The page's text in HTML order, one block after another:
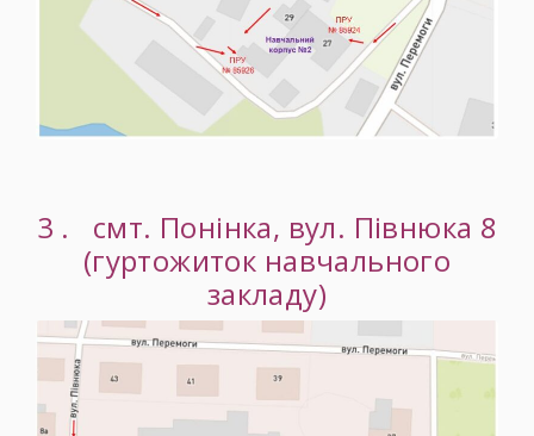
3 . смт. Понінка, вул. Півнюка 8
(гуртожиток навчального
закладу)